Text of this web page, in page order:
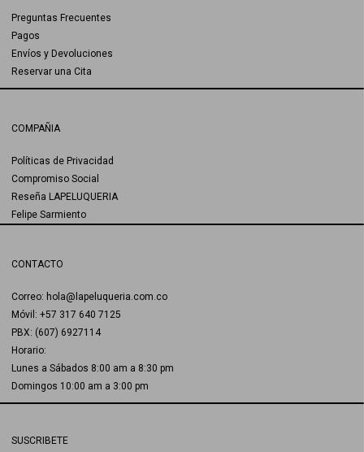
Preguntas Frecuentes
Pagos
Envíos y Devoluciones
Reservar una Cita
COMPAÑIA
Políticas de Privacidad
Compromiso Social
Reseña LAPELUQUERIA
Felipe Sarmiento
CONTACTO
Correo: hola@lapeluqueria.com.co
Móvil: +57 317 640 7125
PBX: (607) 6927114
Horario:
Lunes a Sábados 8:00 am a 8:30 pm
Domingos 10:00 am a 3:00 pm
SUSCRIBETE